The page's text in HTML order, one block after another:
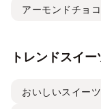
アーモンドチョ
トレンドスイ
おいしいスイー